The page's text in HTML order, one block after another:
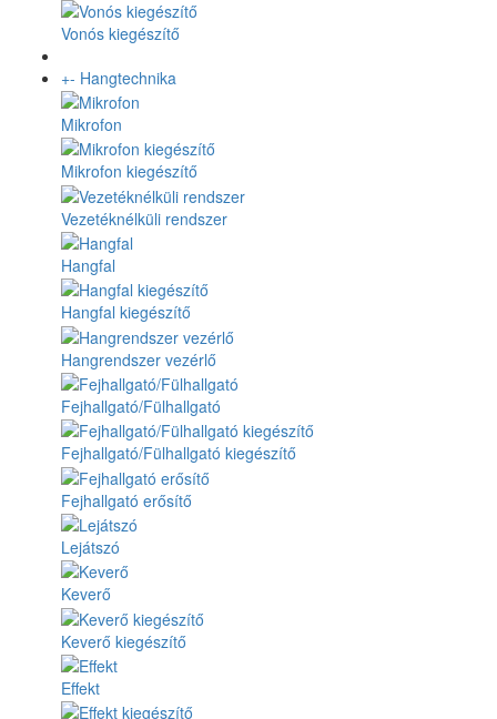
Vonós kiegészítő
+- Hangtechnika
Mikrofon
Mikrofon kiegészítő
Vezetéknélküli rendszer
Hangfal
Hangfal kiegészítő
Hangrendszer vezérlő
Fejhallgató/Fülhallgató
Fejhallgató/Fülhallgató kiegészítő
Fejhallgató erősítő
Lejátszó
Keverő
Keverő kiegészítő
Effekt